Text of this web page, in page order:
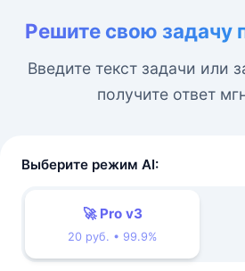
Решите свою задачу
Введите текст задачи или
получите ответ
Выберите режим AI:
🚀 Pro v3
20 руб. • 99.9%